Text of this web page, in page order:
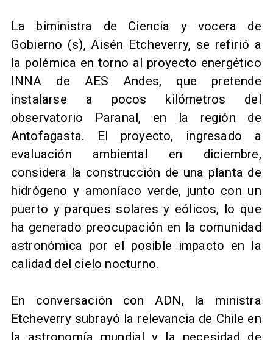
​La biministra de Ciencia y vocera de
Gobierno (s), Aisén Etcheverry, se refirió a
la polémica en torno al proyecto energético
INNA de AES Andes, que pretende
instalarse a pocos kilómetros del
observatorio Paranal, en la región de
Antofagasta. El proyecto, ingresado a
evaluación ambiental en diciembre,
considera la construcción de una planta de
hidrógeno y amoníaco verde, junto con un
puerto y parques solares y eólicos, lo que
ha generado preocupación en la comunidad
astronómica por el posible impacto en la
calidad del cielo nocturno.
En conversación con ADN, la ministra
Etcheverry subrayó la relevancia de Chile en
la astronomía mundial y la necesidad de